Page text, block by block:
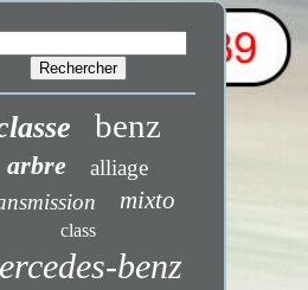
benz
arbre
alliage
mixto
class
benz